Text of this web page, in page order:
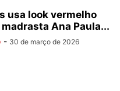
usa look vermelho
Ana Paula...
- 30 de março de 2026